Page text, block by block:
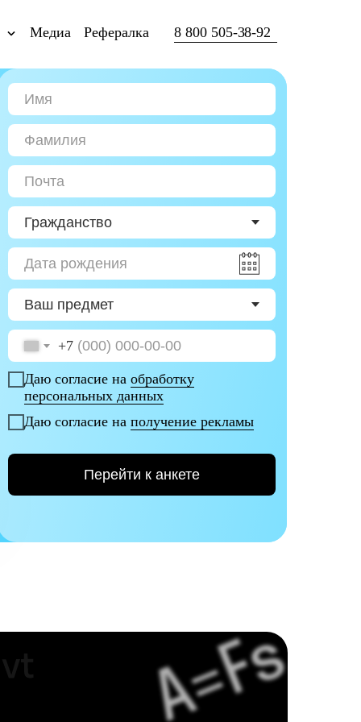
Медиа Рефералка 8 800 505-38-92
+7
Даю согласие на обработку
персональных данных
Даю согласие на получение рекламы
Перейти к анкете